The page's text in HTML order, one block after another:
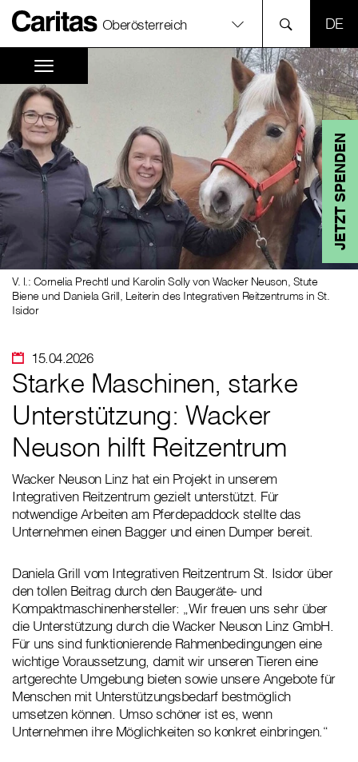
Oberösterreich
JETZT SPENDEN
15.04.2026
V. l.: Cornelia Prechtl und Karolin Solly von Wacker Neuson, Stute
Biene und Daniela Grill, Leiterin des Integrativen Reitzentrums in St.
Isidor
Starke Maschinen, starke
Unterstützung: Wacker
Neuson hilft Reitzentrum
Wacker Neuson Linz hat ein Projekt in unserem
Integrativen Reitzentrum gezielt unterstützt. Für
notwendige Arbeiten am Pferdepaddock stellte das
Unternehmen einen Bagger und einen Dumper bereit.
Daniela Grill vom Integrativen Reitzentrum St. Isidor über
den tollen Beitrag durch den Baugeräte- und
Kompaktmaschinenhersteller: „Wir freuen uns sehr über
die Unterstützung durch die Wacker Neuson Linz GmbH.
Für uns sind funktionierende Rahmenbedingungen eine
wichtige Voraussetzung, damit wir unseren Tieren eine
artgerechte Umgebung bieten sowie unsere Angebote für
Menschen mit Unterstützungsbedarf bestmöglich
umsetzen können. Umso schöner ist es, wenn
Unternehmen ihre Möglichkeiten so konkret einbringen.“